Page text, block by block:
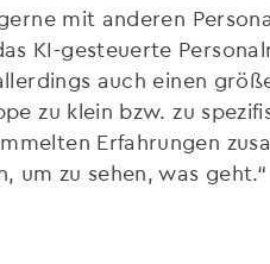
mit anderen
KI-gesteuerte
auch einen
zu klein bzw. zu
Erfahrungen
um zu sehen, was geht.“